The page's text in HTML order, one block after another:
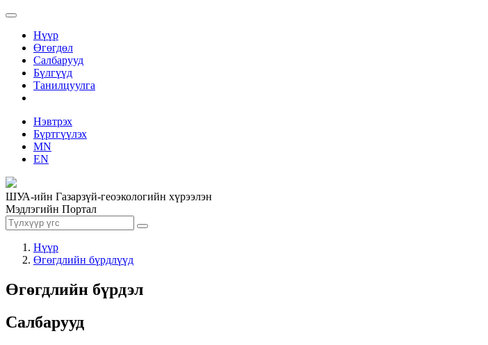
Нүүр
Өгөгдөл
Салбарууд
Бүлгүүд
Танилцуулга
Нэвтрэх
Бүртгүүлэх
MN
EN
ШУА-ийн Газарзүй-геоэкологийн хүрээлэн
Мэдлэгийн Портал
Нүүр
Өгөгдлийн бүрдлүүд
Өгөгдлийн бүрдэл
Салбарууд